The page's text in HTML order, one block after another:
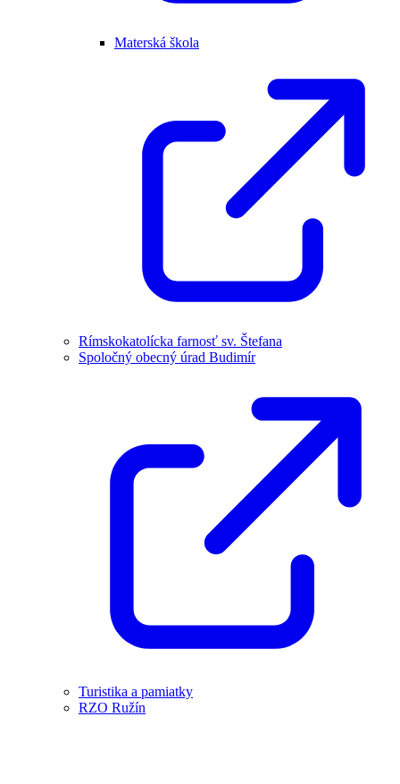
Materská škola
Rímskokatolícka farnosť sv. Štefana
Spoločný obecný úrad Budimír
Turistika a pamiatky
RZO Ružín